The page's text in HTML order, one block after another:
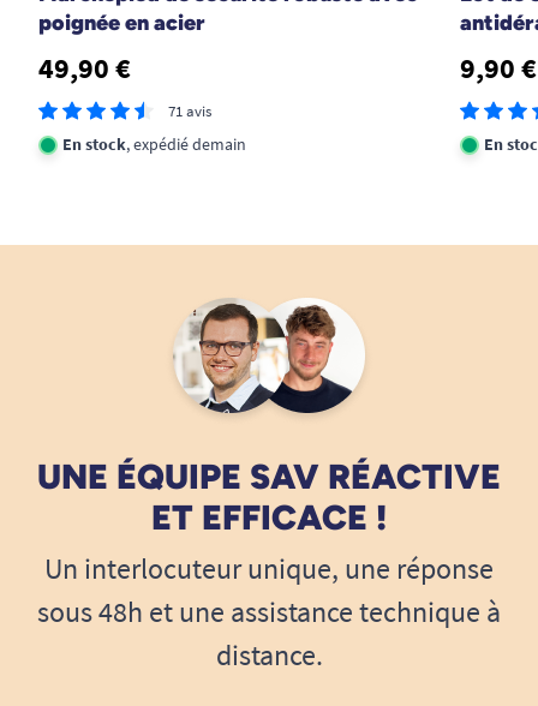
tout.
A. Anonymous
1 2
poignée en acier
49,90 €
71 avis
En stock, expédié demain
9,90 €
En
UNE ÉQUIPE SAV RÉACTIVE
ET EFFICACE !
Un interlocuteur unique, une réponse
sous 48h et une assistance technique à
distance.